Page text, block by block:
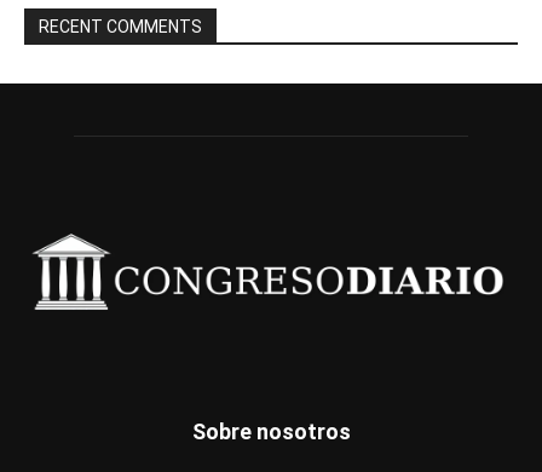
RECENT COMMENTS
Sobre nosotros